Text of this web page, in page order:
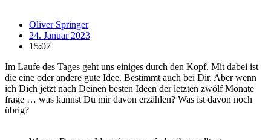
Oliver Springer
24. Januar 2023
15:07
Im Laufe des Tages geht uns einiges durch den Kopf. Mit dabei ist
die eine oder andere gute Idee. Bestimmt auch bei Dir. Aber wenn
ich Dich jetzt nach Deinen besten Ideen der letzten zwölf Monate
frage … was kannst Du mir davon erzählen? Was ist davon noch
übrig?